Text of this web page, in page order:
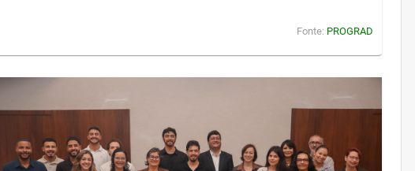
Fonte: PROGRAD